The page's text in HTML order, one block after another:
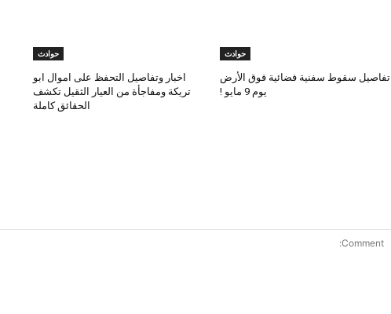
حوادث
تفاصيل سقوط سفنية فضائية فوق الأرض
يوم 9 مايو !
حوادث
اخبار وتفاصيل التحفظ على اموال ابو
تريكة ومفاجأة من العيار الثقيل تكشف
الحقائق كاملة